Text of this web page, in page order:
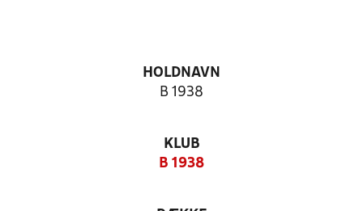
HOLDNAVN
B 1938
KLUB
B 1938